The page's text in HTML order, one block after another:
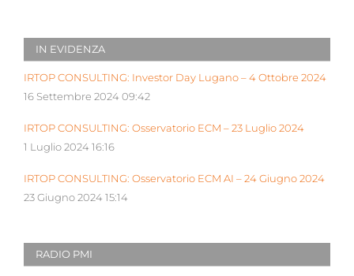
IN EVIDENZA
IRTOP CONSULTING: Investor Day Lugano – 4 Ottobre 2024
16 Settembre 2024 09:42
IRTOP CONSULTING: Osservatorio ECM – 23 Luglio 2024
1 Luglio 2024 16:16
IRTOP CONSULTING: Osservatorio ECM AI – 24 Giugno 2024
23 Giugno 2024 15:14
RADIO PMI